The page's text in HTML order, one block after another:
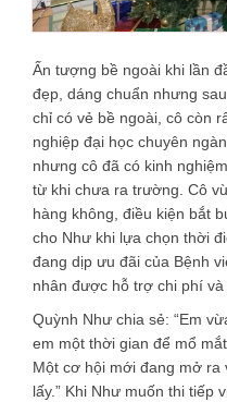
Ấn tượng bề ngoài khi lần
đẹp, dáng chuẩn nhưng
chỉ có vẻ bề ngoài, cô còn
nghiệp đại học chuyên
nhưng cô đã có kinh
từ khi chưa ra trường. Cô
hàng không, điều kiện bắt
cho Như khi lựa chọn thời
đang dịp ưu đãi của Bệnh
nhân được hỗ trợ chi phí và
Quỳnh Như chia sẻ: “Em
em một thời gian để mổ
Một cơ hội mới đang mở ra
lấy.” Khi Như muốn thi tiếp